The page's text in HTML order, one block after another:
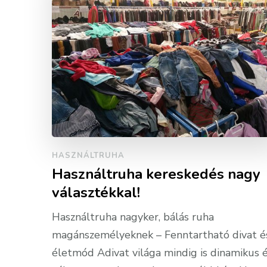
HASZNÁLTRUHA
Használtruha kereskedés nagy
választékkal!
Használtruha nagyker, bálás ruha
magánszemélyeknek – Fenntartható divat
életmód Adivat világa mindig is dinamikus